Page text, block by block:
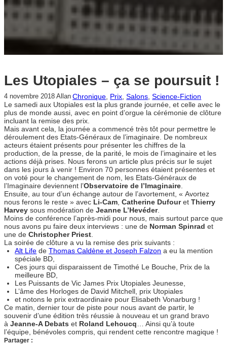
r
c
h
r
Les Utopiales – ça se poursuit !
4 novembre 2018 Allan Chronique, Prix, Salons, Science-Fiction
Le samedi aux Utopiales est la plus grande journée, et celle avec le
plus de monde aussi, avec en point d’orgue la cérémonie de clôture
incluant la remise des prix.
Mais avant cela, la journée a commencé très tôt pour permettre le
déroulement des Etats-Généraux de l’imaginaire. De nombreux
acteurs étaient présents pour présenter les chiffres de la
production, de la presse, de la parité, le mois de l’imaginaire et les
actions déjà prises. Nous ferons un article plus précis sur le sujet
dans les jours à venir ! Environ 70 personnes étaient présentes et
on voté pour le changement de nom, les Etats-Généraux de
l’Imaginaire deviennent l’Observatoire de l’Imaginaire.
Ensuite, au tour d’un échange autour de l’avortement, « Avortez
nous ferons le reste » avec Li-Cam, Catherine Dufouret Thierry
Harvey sous modération de Jeanne L’Hevéder.
Moins de conférence l’après-midi pour nous, mais surtout parce que
nous avons pu faire deux interviews : une de Norman Spinrad et
une de Christopher Priest.
La soirée de clôture a vu la remise des prix suivants :
Alt Life deThomas Caldène et Joseph Falzon a eu la mention
spéciale BD,
Ces jours qui disparaissent de Timothé Le Bouche, Prix de la
meilleure BD,
Les Puissants de Vic James Prix Utopiales Jeunesse,
L’âme des Horloges de David Mitchell, prix Utopiales
et notons le prix extraordinaire pour Elisabeth Vonarburg !
Ce matin, dernier tour de piste pour nous avant de partir, le
souvenir d’une édition très réussie à nouveau et un grand bravo
à Jeanne-A Debats et Roland Lehoucq… Ainsi qu’à toute
l’équipe, bénévoles compris, qui rendent cette rencontre magique !
Partager :